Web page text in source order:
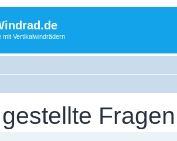
mit Vertikalwindrädern
Fragen